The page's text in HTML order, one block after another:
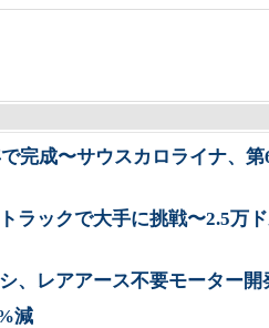
完成〜サウスカロライナ、第
ラックで大手に挑戦〜2.5万
、レアアース不要モーター開
減